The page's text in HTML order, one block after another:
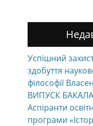
Успішний
здобуття
філософії
ВИПУСК
Аспіранти
програми